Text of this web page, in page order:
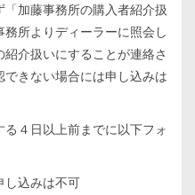
加藤事務所の購入者紹介扱
所よりディーラーに照会し
介扱いにすることが連絡さ
きない場合には申し込みは
４日以上前までに以下フォ
し込みは不可